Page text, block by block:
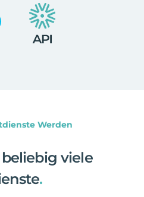
Werden
viele
.